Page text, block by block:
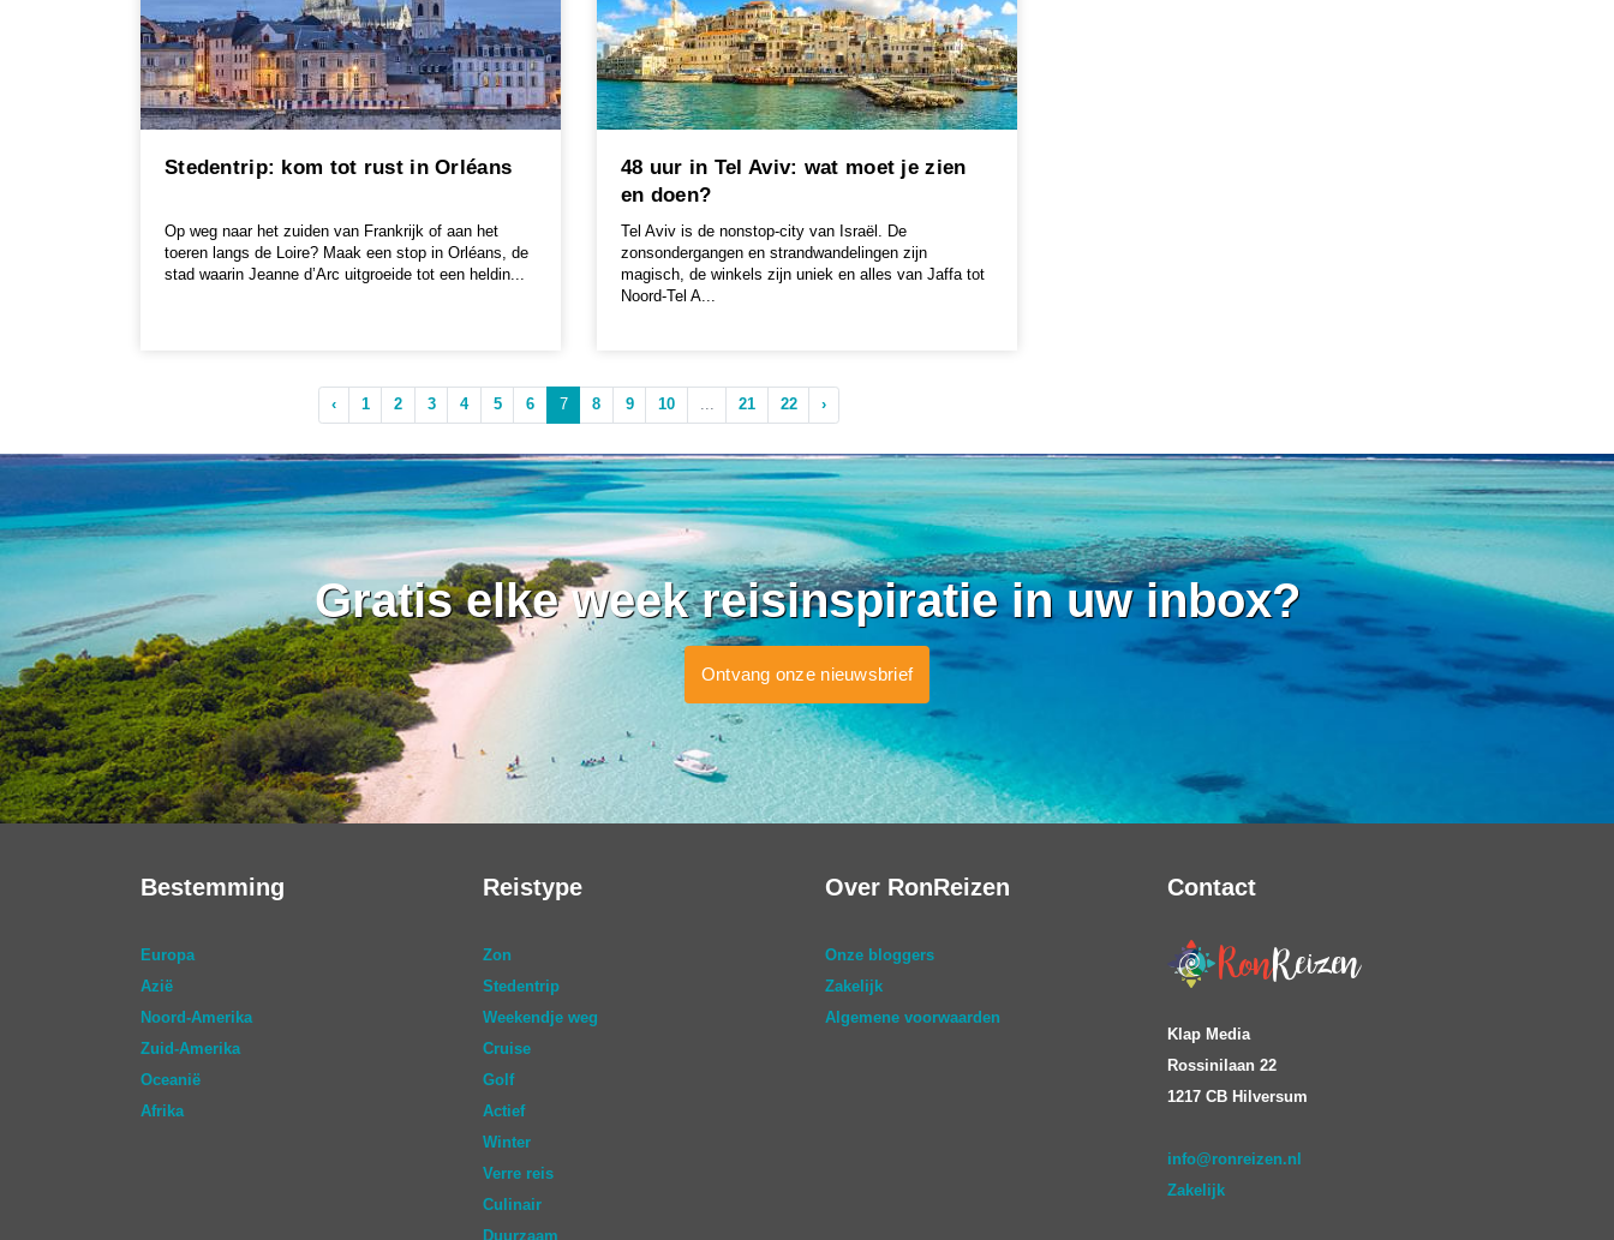
Stedentrip: kom tot rust in Orléans
Op weg naar het zuiden van Frankrijk of aan het
toeren langs de Loire? Maak een stop in Orléans, de
stad waarin Jeanne d’Arc uitgroeide tot een heldin...
48 uur in Tel Aviv: wat moet je zien
en doen?
Tel Aviv is de nonstop-city van Israël. De
zonsondergangen en strandwandelingen zijn
magisch, de winkels zijn uniek en alles van Jaffa tot
Noord-Tel A...
‹ 1 2 3 4 5 6 7 8 9 10 ... 21 22 ›
Gratis elke week reisinspiratie in uw inbox?
Ontvang onze nieuwsbrief
Bestemming
Europa
Azië
Noord-Amerika
Zuid-Amerika
Oceanië
Afrika
Reistype
Zon
Stedentrip
Weekendje weg
Cruise
Golf
Actief
Winter
Verre reis
Culinair
Duurzaam
Over RonReizen
Onze bloggers
Zakelijk
Algemene voorwaarden
Contact
Klap Media
Rossinilaan 22
1217 CB Hilversum
info@ronreizen.nl
Zakelijk